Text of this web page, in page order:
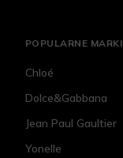
POPULARNE MARKI
Chloé
Dolce&Gabbana
Jean Paul Gaultier
Yonelle